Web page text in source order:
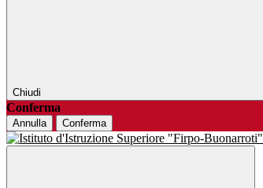
Chiudi
Conferma
Annulla Conferma